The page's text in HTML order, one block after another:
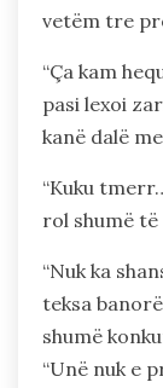
vetëm tre
“Ça kam
pasi lexoi
kanë dalë
“Kuku
rol shumë
“Nuk ka
teksa
shumë
“Unë nuk e